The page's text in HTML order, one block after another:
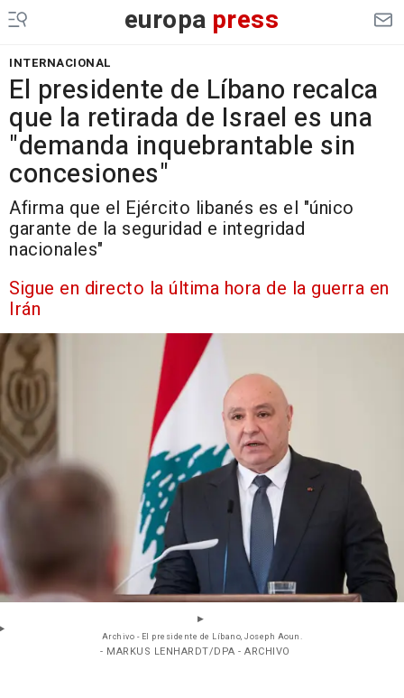
europa press
INTERNACIONAL
El presidente de Líbano recalca
que la retirada de Israel es una
"demanda inquebrantable sin
concesiones"
Afirma que el Ejército libanés es el "único
garante de la seguridad e integridad
nacionales"
Sigue en directo la última hora de la guerra en
Irán
Archivo - El presidente de Líbano, Joseph Aoun.
- MARKUS LENHARDT/DPA - ARCHIVO